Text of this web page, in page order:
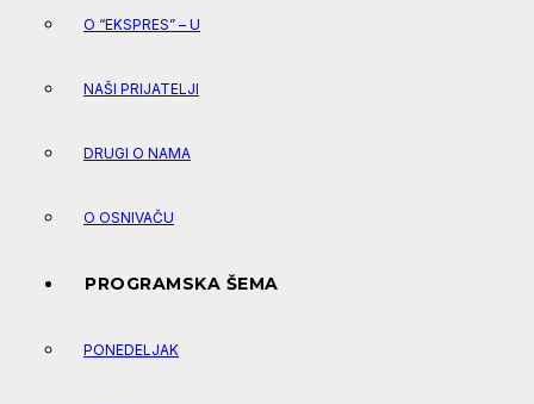
O “EKSPRES” – U
NAŠI PRIJATELJI
DRUGI O NAMA
O OSNIVAČU
PROGRAMSKA ŠEMA
PONEDELJAK